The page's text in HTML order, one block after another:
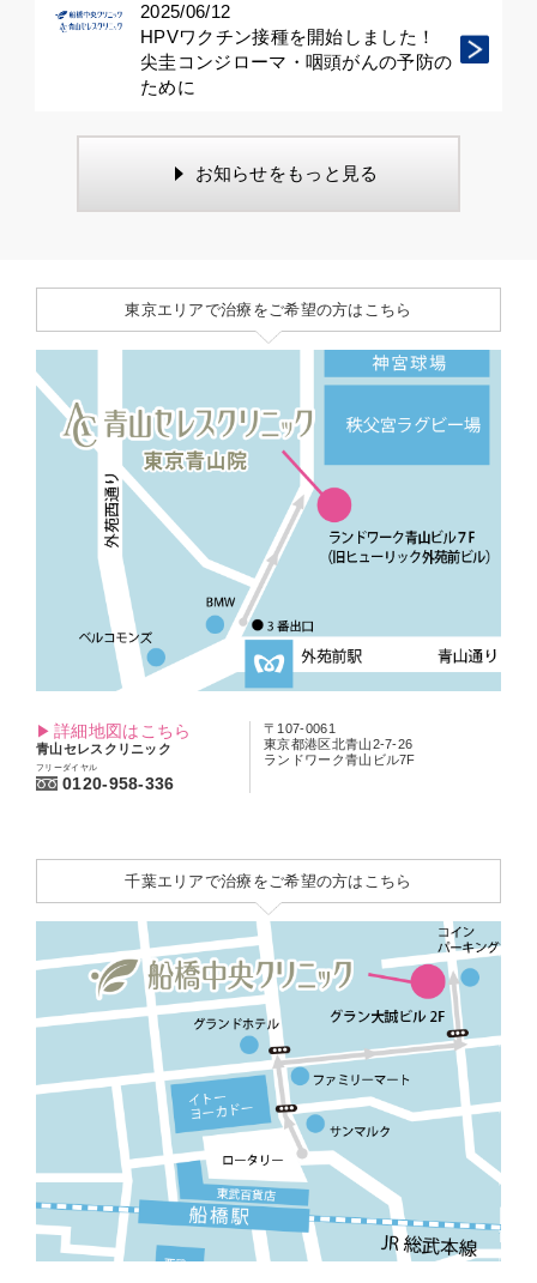
2025/06/12
HPVワクチン接種を開始しました！
尖圭コンジローマ・咽頭がんの予防の
ために
お知らせをもっと見る
東京エリアで治療をご希望の方はこちら
詳細地図はこちら
青山セレスクリニック
フリーダイヤル
0120-958-336
〒107-0061
東京都港区北青山2-7-26
ランドワーク青山ビル7F
千葉エリアで治療をご希望の方はこちら